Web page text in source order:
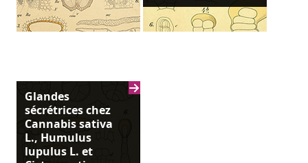
Glandes
sécrétrices chez
Cannabis sativa
L., Humulus
lupulus L. et